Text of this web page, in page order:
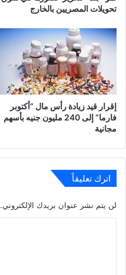
تحويلات المصريين بالخارج
إقرار قيد زيادة رأس مال “أكتوبر
فارما” إلى 240 مليون جنيه بأسهم
مجانية
اترك تعليقاً
لن يتم نشر عنوان بريدك الإلكتروني.